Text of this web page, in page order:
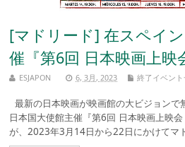
[マドリード] 在スペイ
催『第6回 日本映画上映
ESJAPON 6, 3月, 2023 終了イベント
最新の日本映画が映画館の大ビジョンで
日本国大使館主催『第6回 日本映画上映
が、2023年3月14日から22日にかけてマ